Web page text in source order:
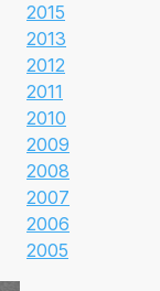
2015
2013
2012
2011
2010
2009
2008
2007
2006
2005